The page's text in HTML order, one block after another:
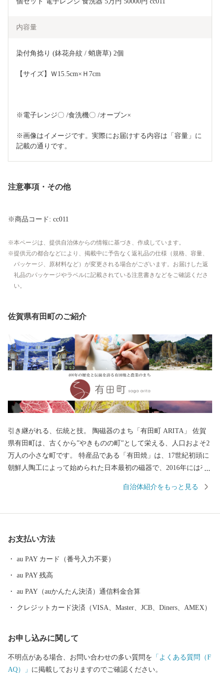
内容量
染付角捻り (鉢花弁紋 / 蛸唐草) 2個
【サイズ】Ｗ15.5cm×Ｈ7cm
※電子レンジ〇 /食洗機〇 /オーブン×
※画像はイメージです。実際にお届けする内容は「容量」に
記載の通りです。
注意事項・その他
※商品コード: cc011
本ページは、提供自治体からの情報に基づき、作成しています。
提供元の都合などにより、掲載中に予告なく返礼品の仕様（規格、容量、
パッケージ、原材料など）が変更される場合がございます。お届けした返
礼品のパッケージやラベルに記載されている注意書きなどをご確認くださ
い。
佐賀県有田町のご紹介
引き継がれる、伝統と技。 陶磁器のまち「有田町 ARITA」 佐賀
県有田町は、古くから”やきものの町”として栄える、人口およそ2
万人の小さな町です。 特産品である「有田焼」は、17世紀初頭に
朝鮮人陶工によって始められた日本最初の磁器で、2016年には有
「有田陶器市」は、100年以上の歴史があり7日間の期間中に国内
ら昭和にかけて建築された窯元、商家、洋館などが立ち並んでい
ます。主要道路から一歩裏に入ると、登り窯の廃材を利用したト
方で、有田町内には日本の自然百選「黒髪山」や日本の名水百選
「竜門の清水」など、六つの自然百選に選定される場所があり、
今なお日本の原風景を感じることができます。また、町の西側一
産する県下有数の畜産地でもあります。
自治体紹介をもっと見る
お支払い方法
au PAY カード（番号入力不要）
au PAY 残高
au PAY（auかんたん決済）通信料金合算
クレジットカード決済（VISA、Master、JCB、Diners、AMEX）
お申し込みに関して
不明点がある場合、お問い合わせの多い質問を 「よくある質問（F
AQ）」 に掲載しておりますのでご確認ください。